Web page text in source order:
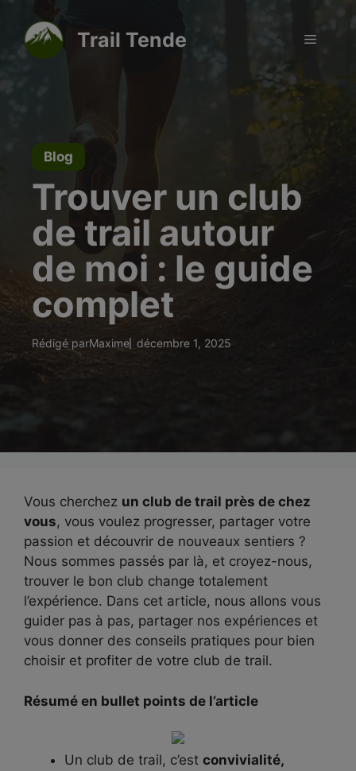
contenu
Trail Tende Menu
Blog
Trouver un club
de trail autour
de moi : le guide
complet
Rédigé parMaxime décembre 1, 2025
Vous cherchez un club de trail près de chez
vous, vous voulez progresser, partager votre
passion et découvrir de nouveaux sentiers ?
Nous sommes passés par là, et croyez-nous,
trouver le bon club change totalement
l’expérience. Dans cet article, nous allons vous
guider pas à pas, partager nos expériences et
vous donner des conseils pratiques pour bien
choisir et profiter de votre club de trail.
Résumé en bullet points de l’article
Un club de trail, c’est convivialité,